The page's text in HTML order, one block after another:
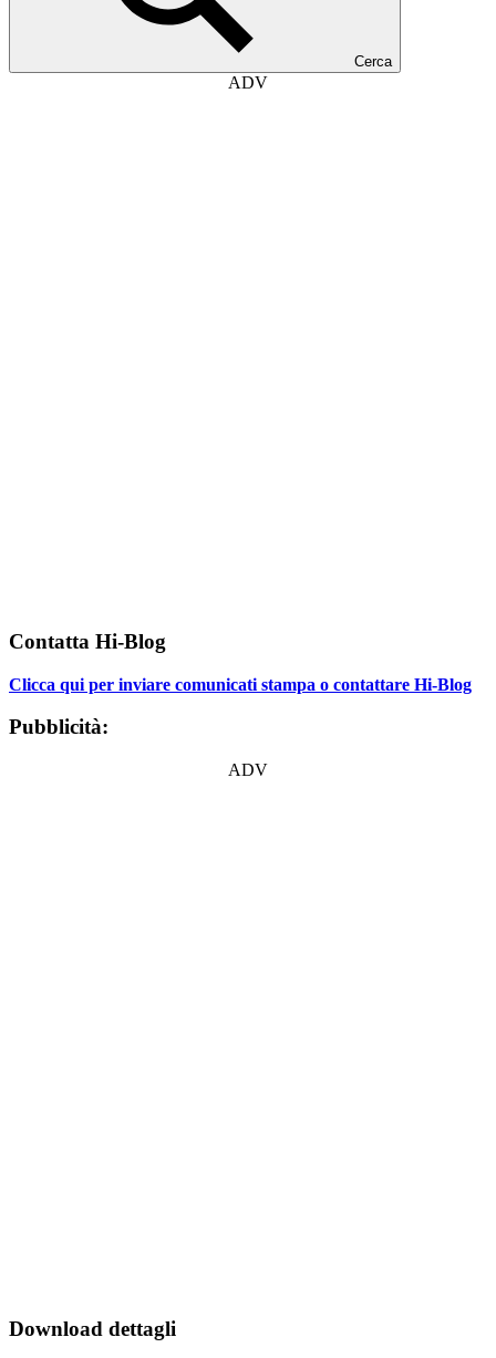
Cerca
ADV
Contatta Hi-Blog
Clicca qui per inviare comunicati stampa o contattare Hi-Blog
Pubblicità:
ADV
Download dettagli